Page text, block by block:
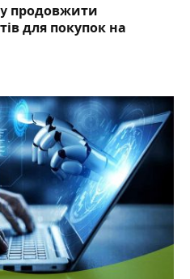
продовжити
для покупок на